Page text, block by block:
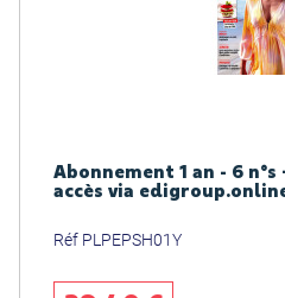
Abonnement 1 an - 6
accès via
Réf PLPEPSH01Y